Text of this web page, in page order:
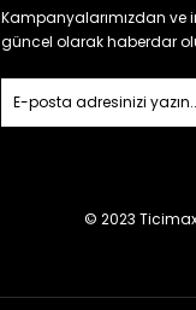
Kampanyalarımızdan ve
güncel olarak haberdar
© 2023